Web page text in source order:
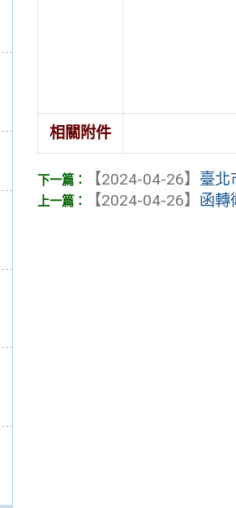
相關附件
【2024-04-26】 臺北
【2024-04-26】 函轉